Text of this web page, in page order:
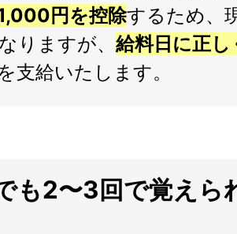
円を控除するため、
りますが、 給料日に正し
支給いたします。
も2〜3回で覚えら